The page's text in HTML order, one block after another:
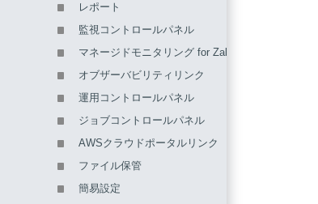
レポート
監視コントロールパネル
マネージドモニタリング for Zabbixリンク
オブザーバビリティリンク
運用コントロールパネル
ジョブコントロールパネル
AWSクラウドポータルリンク
ファイル保管
簡易設定